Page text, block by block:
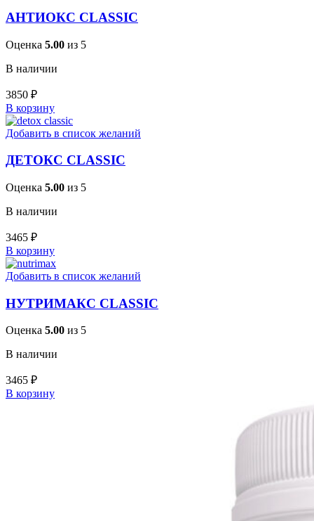
АНТИОКС CLASSIC
Оценка 5.00 из 5
В наличии
3850 ₽
В корзину
Добавить в список желаний
ДЕТОКС CLASSIC
Оценка 5.00 из 5
В наличии
3465 ₽
В корзину
Добавить в список желаний
НУТРИМАКС CLASSIC
Оценка 5.00 из 5
В наличии
3465 ₽
В корзину